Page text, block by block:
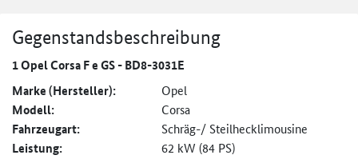
Gegenstandsbeschreibung
1 Opel Corsa F e GS - BD8-3031E
Marke (Hersteller):
Opel
Modell: Corsa
Fahrzeugart: Schräg-/ Steilhecklimousine
Leistung: 62 kW (84 PS)